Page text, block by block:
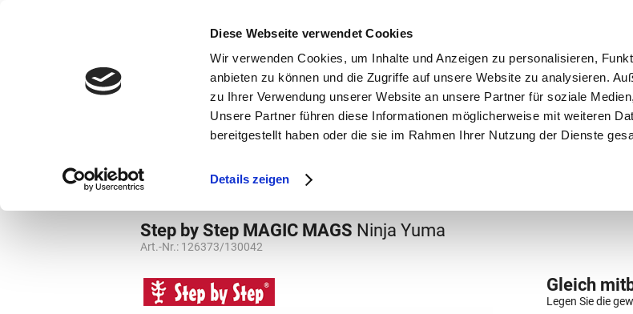
Diese Webseite verwendet Cookies
Wir verwenden Cookies, um Inhalte und Anzeigen zu personalisieren,
anbieten zu können und die Zugriffe auf unsere Website zu analysieren.
zu Ihrer Verwendung unserer Website an unsere Partner für soziale
Unsere Partner führen diese Informationen möglicherweise mit weiteren
bereitgestellt haben oder die sie im Rahmen Ihrer Nutzung der Dienste
Details zeigen
bestellen und ausdrucken
3 x täglich an Werktagen!
Step by Step MAGIC MAGS Ninja Yuma
Art.-Nr.: 126373/130042
Gleich
Legen Sie die